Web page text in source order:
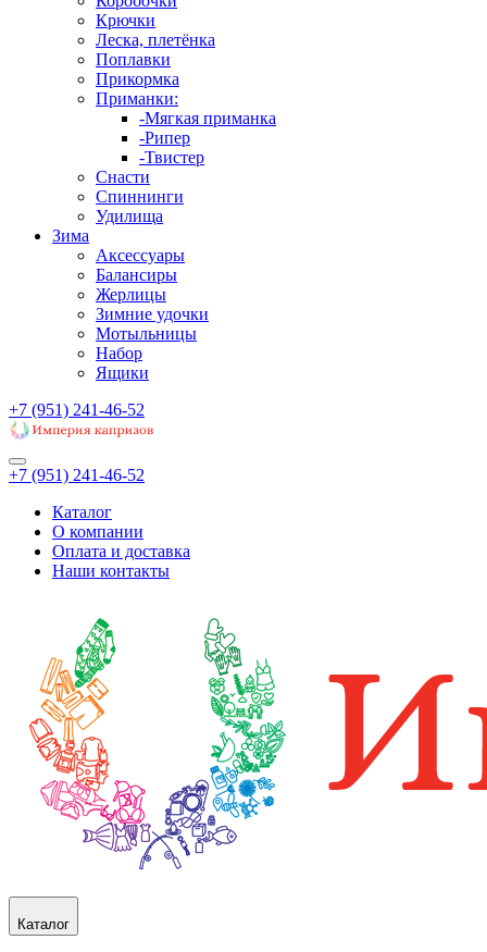
Крючки
Леска, плетёнка
Поплавки
Прикормка
Приманки:
-Мягкая приманка
-Рипер
-Твистер
Снасти
Спиннинги
Удилища
Зима
Аксессуары
Балансиры
Жерлицы
Зимние удочки
Мотыльницы
Набор
Ящики
+7 (951) 241-46-52
+7 (951) 241-46-52
Каталог
О компании
Оплата и доставка
Наши контакты
Каталог